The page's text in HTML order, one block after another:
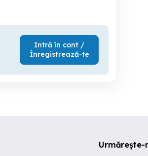
Intră în cont /
Înregistrează-te
Urmărește-